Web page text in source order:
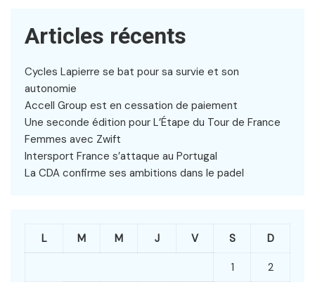
Articles récents
Cycles Lapierre se bat pour sa survie et son
autonomie
Accell Group est en cessation de paiement
Une seconde édition pour L’Étape du Tour de France
Femmes avec Zwift
Intersport France s’attaque au Portugal
La CDA confirme ses ambitions dans le padel
L M M J V S D
1 2